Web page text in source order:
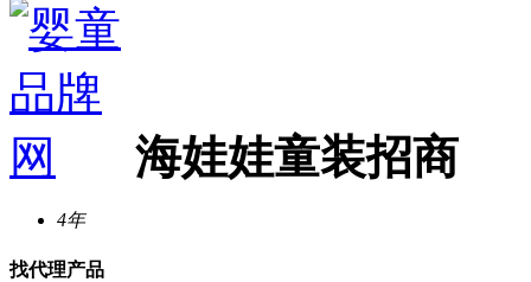
海娃娃童装招商
4年
找代理产品